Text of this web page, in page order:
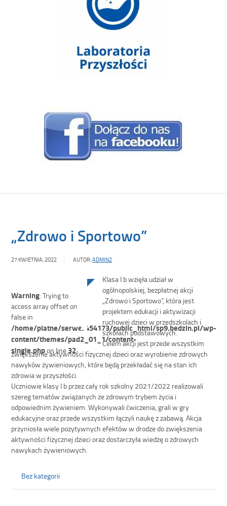
„Zdrowo i Sportowo”
27 KWIETNIA, 2022 AUTOR:ADMIN2
Warning: Trying to
access array offset on
false in
/home/platne/serwer454173/public_html/sp9.bedzin.pl/wp-
content/themes/pad2_01_1/content-
single.phpon line 32
Klasa I b wzięła udział w
ogólnopolskiej, bezpłatnej akcji
„Zdrowo i Sportowo”, która jest
projektem edukacji i aktywizacji
ruchowej dzieci w przedszkolach i
szkołach podstawowych.
Celem akcji jest przede wszystkim
zwiększenie aktywności fizycznej dzieci oraz wyrobienie zdrowych
nawyków żywieniowych, które będą przekładać się na stan ich
zdrowia w przyszłości.
​Uczniowie klasy I b przez cały rok szkolny 2021/2022 realizowali
szereg tematów związanych ze zdrowym trybem życia i
odpowiednim żywieniem. Wykonywali ćwiczenia, grali w gry
edukacyjne oraz przede wszystkim łączyli naukę z zabawą. Akcja
przyniosła wiele pozytywnych efektów w drodze do zwiększenia
aktywności fizycznej dzieci oraz dostarczyła wiedzę o zdrowych
nawykach żywieniowych.
Bez kategorii